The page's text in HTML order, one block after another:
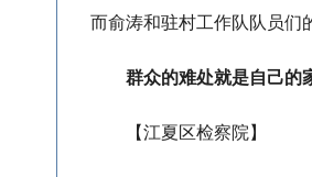
而俞涛和驻村工作队队员们
群众的难处就是自己的
【江夏区检察院】